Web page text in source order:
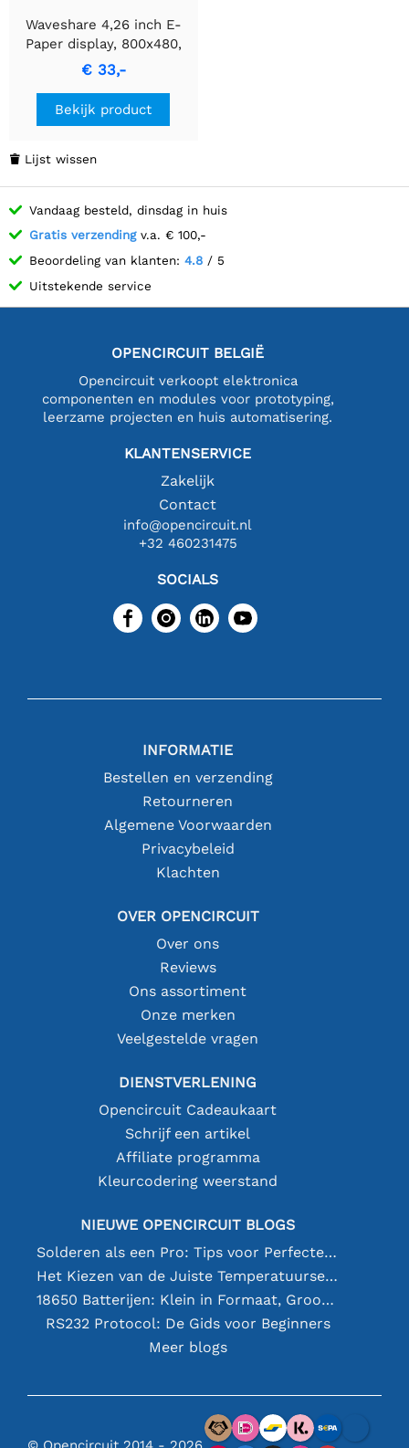
Waveshare 4,26 inch E-
Paper display, 800x480,
Zwart/Wit, SPI-
communicatie
€ 33,-
Bekijk product
 Lijst wissen
Vandaag besteld, dinsdag in huis
Gratis verzendingv.a. € 100,-
Beoordeling van klanten: 4.8 / 5
Uitstekende service
OPENCIRCUIT BELGIË
Opencircuit verkoopt elektronica
componenten en modules voor prototyping,
leerzame projecten en huis automatisering.
KLANTENSERVICE
Zakelijk
Contact
info@opencircuit.nl
+32 460231475
SOCIALS
INFORMATIE
Bestellen en verzending
Retourneren
Algemene Voorwaarden
Privacybeleid
Klachten
OVER OPENCIRCUIT
Over ons
Reviews
Ons assortiment
Onze merken
Veelgestelde vragen
DIENSTVERLENING
Opencircuit Cadeaukaart
Schrijf een artikel
Affiliate programma
Kleurcodering weerstand
NIEUWE OPENCIRCUIT BLOGS
Solderen als een Pro: Tips voor Perfecte Elektronische Verbindingen
Het Kiezen van de Juiste Temperatuursensor [youtube]
18650 Batterijen: Klein in Formaat, Groot in Prestatie
RS232 Protocol: De Gids voor Beginners
Meer blogs